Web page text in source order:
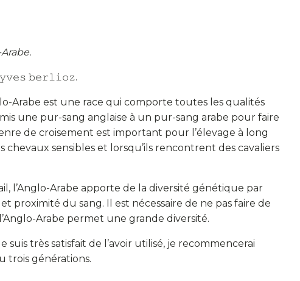
𝚋𝚎𝚛𝚕𝚒𝚘𝚣.
Arabe est une race qui comporte toutes les qualités
une pur-sang anglaise à un pur-sang arabe pour faire
de croisement est important pour l’élevage à long
sensibles et lorsqu’ils rencontrent des cavaliers
l’Anglo-Arabe apporte de la diversité génétique par
proximité du sang. Il est nécessaire de ne pas faire de
Arabe permet une grande diversité.
très satisfait de l’avoir utilisé, je recommencerai
trois générations.